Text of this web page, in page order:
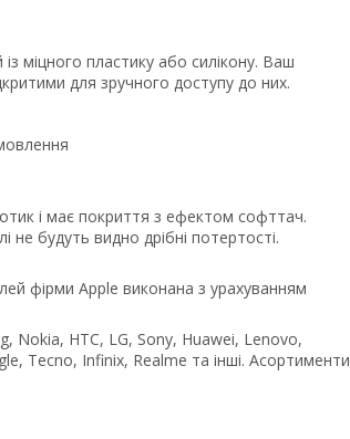
міцного пластику або силікону. Ваш
для зручного доступу до них.
і має покриття з ефектом софттач.
будуть видно дрібні потертості.
фірми Apple виконана з урахуванням
Nokia, HTC, LG, Sony, Huawei, Lenovo,
Tecno, Infinix, Realme та інші. Асортименти